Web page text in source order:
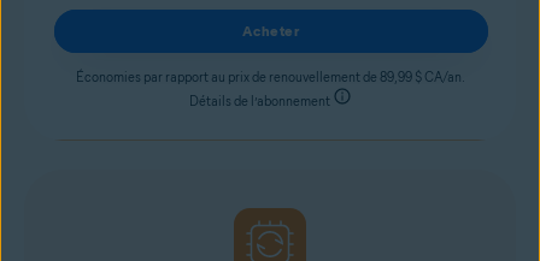
Acheter
Économies par rapport au prix de renouvellement de 89,99 $ CA/an.
Détails de l’abonnement